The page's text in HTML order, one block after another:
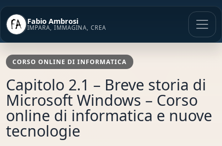
Vai
contenuto
Fabio Ambrosi
IMPARA, IMMAGINA, CREA
CORSO ONLINE DI INFORMATICA
Capitolo 2.1 – Breve storia di
Microsoft Windows – Corso
online di informatica e nuove
tecnologie